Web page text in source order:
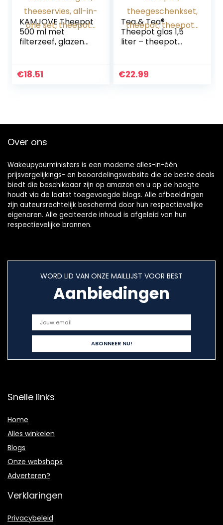
KAMJOVE Theepot
500 ml met
filterzeef, glazen
borosilicaatglas,
€18.51
Tea & Tea®
Theepot glas 1,5
liter – theepot
theegeschenkset,
€22.99
Over ons
Wakeupyourministers is een moderne alles-in-één
prijsvergelijkings- en beoordelingswebsite die de beste deals
biedt die beschikbaar zijn op amazon en u op de hoogte
houdt via de laatst toegevoegde blogs. Alle afbeeldingen
zijn auteursrechtelijk beschermd door hun respectievelijke
eigenaren. Alle geciteerde inhoud is afgeleid van hun
respectievelijke bronnen.
WORD LID VAN ONZE MAILLIJST VOOR BEST
Aanbiedingen
Snelle links
Home
Alles winkelen
Blogs
Onze webshops
Adverteren?
Verklaringen
Privacybeleid